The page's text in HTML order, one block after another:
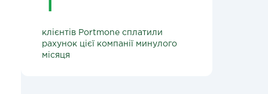
клієнтів Portmone сплатили
рахунок цієї компанії минулого
місяця